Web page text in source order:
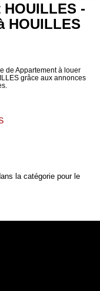
min
-
HOUILLES
de Appartement à louer
grâce aux annonces
la catégorie pour le